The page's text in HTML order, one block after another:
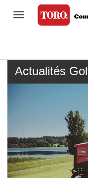
Golf
Location
Entreprise
Bibliothèque visuelle
Basculer sur
Actualités